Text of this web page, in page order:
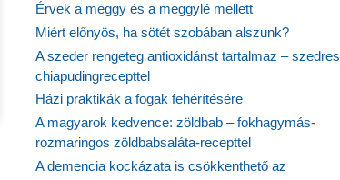
Érvek a meggy és a meggylé mellett
Miért előnyös, ha sötét szobában alszunk?
A szeder rengeteg antioxidánst tartalmaz – szedres
chiapudingrecepttel
Házi praktikák a fogak fehérítésére
A magyarok kedvence: zöldbab – fokhagymás-
rozmaringos zöldbabsaláta-recepttel
A demencia kockázata is csökkenthető az